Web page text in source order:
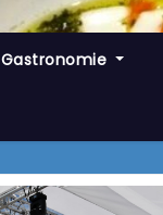
Gastronomie